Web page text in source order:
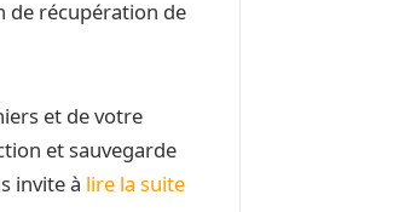
de récupération de
et de votre
et sauvegarde
invite à lire la suite